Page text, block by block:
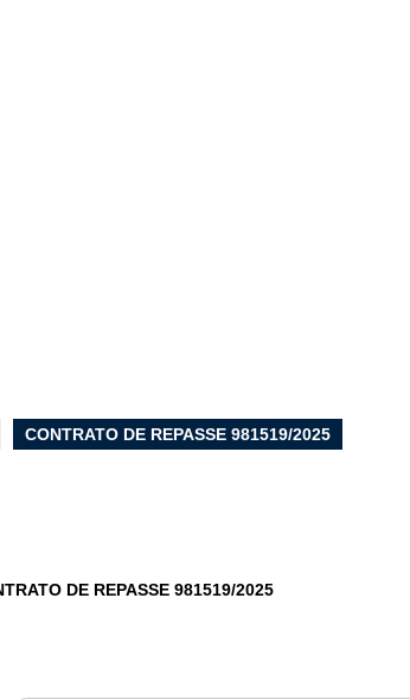
CONTRATO DE REPASSE 981519/2025
DE REPASSE 981519/2025